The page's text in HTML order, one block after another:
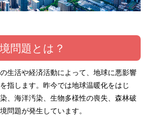
問題とは？
生活や経済活動によって、地球に悪影響
指します。昨今では地球温暖化をはじ
、海洋汚染、生物多様性の喪失、森林破
問題が発生しています。